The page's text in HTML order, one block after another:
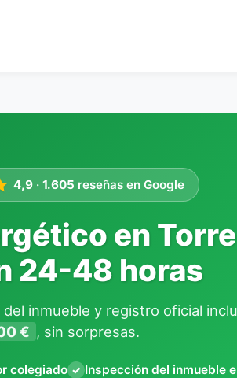
4,9 · 1.605 reseñas en Google
en
24-48 horas
inmueble y registro oficial
€ , sin sorpresas.
colegiado ✓ Inspección del inmueble